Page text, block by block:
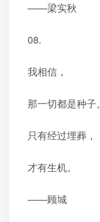
——梁实秋
08.
我相信，
那一切都是种子。
只有经过埋葬，
才有生机。
——顾城